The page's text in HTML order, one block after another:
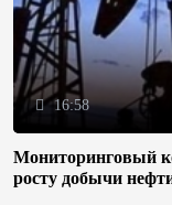
16:58
Мониторинговый
росту добычи